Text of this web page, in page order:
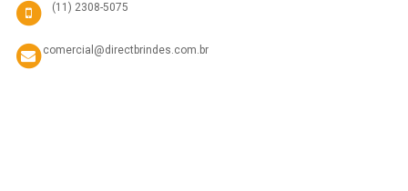
(11) 2308-5075
comercial@directbrindes.com.br